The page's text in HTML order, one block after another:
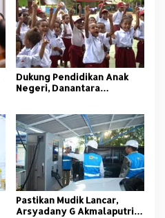
Dukung Pendidikan Anak
Negeri, Danantara
Pastikan Mudik Lancar,
Arsyadany G Akmalaputri